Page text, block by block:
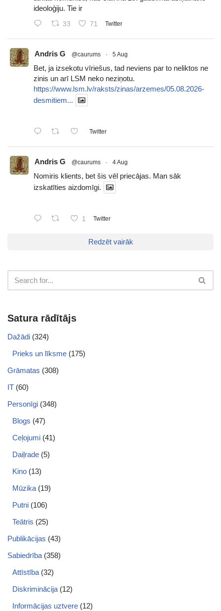
ideoloģiju. Tie ir
33 71 Twitter
Andris G @caurums · 5 Aug
Bet, ja izsekotu vīriešus, tad neviens par to neliktos ne
zinis un arī LSM neko neziņotu.
https://www.lsm.lv/raksts/zinas/arzemes/05.08.2026-
desmitiem...
Twitter
Andris G @caurums · 4 Aug
Nomiris klients, bet šis vēl priecājas. Man sāk
izskatīties aizdomīgi.
1 Twitter
Redzēt vairāk
Satura rādītājs
Dažādi (324)
Prieks un līksme (175)
Grāmatas (308)
IT (60)
Personīgi (348)
Blogs (47)
Ceļojumi (41)
Daiļrade (5)
Kino (13)
Mūzika(19)
Putni (106)
Teātris (25)
Publikācijas (43)
Sabiedrība(358)
Attīstība(32)
Diskriminācija(12)
Informācijas uztvere (12)